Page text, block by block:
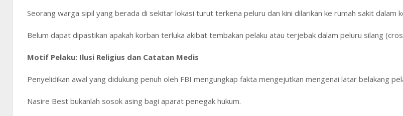
Seorang warga sipil yang berada di sekitar lokasi turut terkena peluru dan kini dilarikan ke rumah sakit dalam
Belum dapat dipastikan apakah korban terluka akibat tembakan pelaku atau terjebak dalam peluru silang
Motif Pelaku: Ilusi Religius dan Catatan Medis
Penyelidikan awal yang didukung penuh oleh FBI mengungkap fakta mengejutkan mengenai latar belakang
Nasire Best bukanlah sosok asing bagi aparat penegak hukum.